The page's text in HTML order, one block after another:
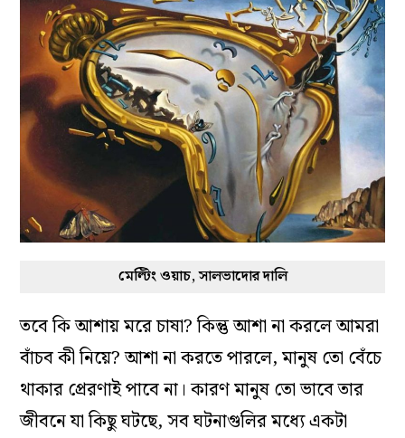
মেল্টিং ওয়াচ, সালভাদোর দালি
তবে কি আশায় মরে চাষা? কিন্তু আশা না করলে আমরা
বাঁচব কী নিয়ে? আশা না করতে পারলে, মানুষ তো বেঁচে
থাকার প্রেরণাই পাবে না। কারণ মানুষ তো ভাবে তার
জীবনে যা কিছু ঘটছে, সব ঘটনাগুলির মধ্যে একটা